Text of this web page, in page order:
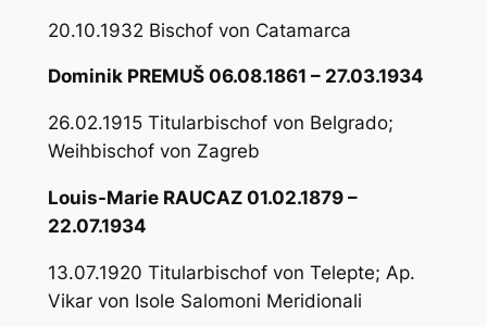
20.10.1932 Bischof von Catamarca
Dominik PREMUŠ 06.08.1861 – 27.03.1934
26.02.1915 Titularbischof von Belgrado;
Weihbischof von Zagreb
Louis-Marie RAUCAZ 01.02.1879 –
22.07.1934
13.07.1920 Titularbischof von Telepte; Ap.
Vikar von Isole Salomoni Meridionali